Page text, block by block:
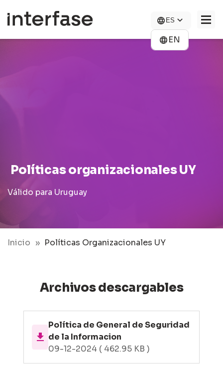
contenido
principal
ES
EN
Políticas organizacionales UY
Válido para Uruguay
Inicio Políticas Organizacionales UY
Archivos descargables
file_download
Política de General de Seguridad
de la Informacion
09-12-2024 ( 462.95 KB )